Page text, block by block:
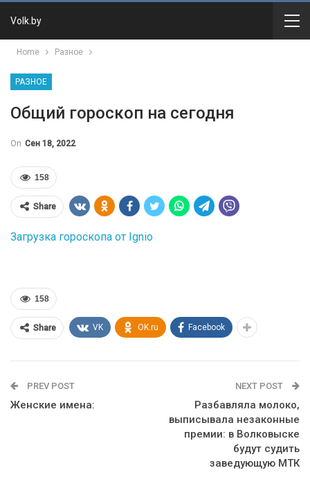
Volk.by
Home Разное
РАЗНОЕ
Общий гороскоп на сегодня
On Сен 18, 2022
158
Share
Загрузка гороскопа от Ignio
158
Share VK OK.ru Facebook
PREV POST
Женские имена:
NEXT POST
Разбавляла молоко,
выписывала незаконные
премии: в Волковыске
будут судить
заведующую МТК